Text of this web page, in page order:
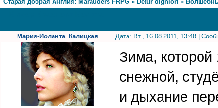
Старая добрая Англия: Marauders FRPG » Detur digniori »
Мария-Иоланта_Калицкая Дата: Вт., 16.08.2011, 13:48 |
Зима, которой
снежной,
и дыхание